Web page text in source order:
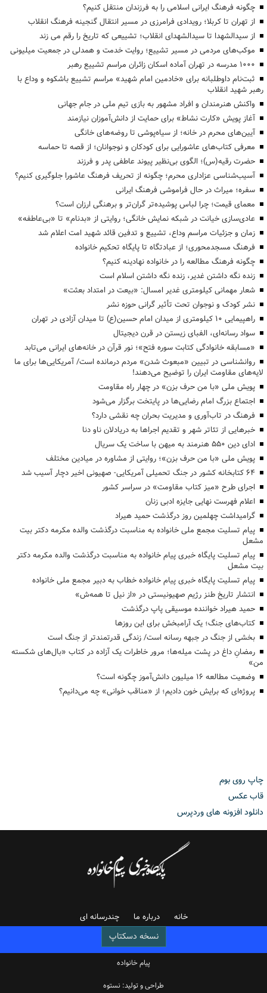
چگونه فرهنگ ایرانی اسلامی را به فرزندان منتقل کنیم؟
از تهران تا کربلا؛ رویدادی فرامرزی در مسیر انتقال گنجینه فرهنگ انقلاب
از سیدالشهدا تا سیدالشهدای انقلاب؛ تشییعی که تاریخ را رقم می زند
موکب‌های مردمی در مسیر تشییع؛ روایت خدمت و همدلی در جمعیت میلیونی
۱۰۰۰ مدرسه در تهران آماده اسکان زائران مراسم تشییع رهبر
ثبت‌نام داوطلبانه برای «خادمین امام شهید» مراسم تشییع باشکوه و وداع با
رهبر شهید انقلاب
واکنش هنرمندان و افراد مشهور به بازی تیم ملی در جام جهانی
آغاز پویش «کارت نشاط» برای حمایت از دانش‌آموزان نیازمند
آیین‌های محرم در خانه؛ از سیاه‌پوشی تا روضه‌های خانگی
معرفی کتاب‌های عاشورایی برای کودکان و نوجوانان؛ از قصه تا حماسه
حضرت رقیه(س)؛ الگوی بی‌نظیر پیوند عاطفی پدر و فرزند
آسیب‌شناسی عزاداری محرم؛ چگونه از تحریف فرهنگ عاشورا جلوگیری کنیم؟
سفره؛ میراث در حال فراموشی فرهنگ ایرانی
معمای قیمت؛ چرا لباس پوشیده‌تر گران‌تر و برهنگی ارزان است؟
عادی‌سازی خیانت در شبکه نمایش خانگی؛ روایتی از «بدنام» تا «بی‌عاطفه»
زمان و جزئیات مراسم وداع، تشییع و تدفین قائد شهید امت اعلام شد
فرهنگ مسجدمحوری؛ از عبادتگاه تا پایگاه تحکیم خانواده
چگونه فرهنگ مطالعه را در خانواده نهادینه کنیم؟
زنده نگه داشتن غدیر، زنده نگه داشتن اسلام است
شعار مهمانی کیلومتری غدیر امسال: «بیعت در امتداد بعثت»
نشر کودک و نوجوان تحت تأثیر گرانی حوزه نشر
راهپیمایی 10 کیلومتری از میدان امام حسین(ع) تا میدان آزادی در تهران
سواد رسانه‌ای، الفبای زیستن در قرن دیجیتال
«مسابقه خانوادگی کتابت سوره فتح»؛ نور قرآن در خانه‌های ایرانی می‌تابد
روانشناسی در تبیین «مبعوث شدن» مردم درمانده است/ آمریکایی‌ها برای ما
لایه‌های مقاومت ایران را توضیح می‌دهند!
پویش ملی «با من حرف بزن» در چهار راه مقاومت
اجتماع بزرگ امام رضایی‌ها در پایتخت برگزار می‌شود
فرهنگ در تاب‌آوری و مدیریت بحران چه نقشی دارد؟
خبرهایی از تئاتر شهر و تقدیم اجراها به دریادلان ناو دنا
ادای دین ۵۵۰ هنرمند به میهن با ساخت یک سریال
پویش ملی «با من حرف بزن»؛ روایتی از مشاوره در میادین مختلف
۶۴ کتابخانه کشور در جنگ تحمیلی آمریکایی- صهیونی اخیر دچار آسیب شد
اجرای طرح «میز کتاب مقاومت» در سراسر کشور
اعلام فهرست نهایی جایزه ادبی زنان
گرامیداشت چهلمین روز درگذشت حمید هیراد
پیام تسلیت مجمع ملی خانواده به مناسبت درگذشت والده مکرمه دکتر بیت
مشعل
پیام تسلیت پایگاه خبری پیام خانواده به مناسبت درگذشت والده مکرمه دکتر
بیت مشعل
پیام تسلیت پایگاه خبری پیام خانواده خطاب به دبیر مجمع ملی خانواده
انتشار تاریخ طنز رژیم صهیونیستی در «از نیل تا همه‌ش»
حمید هیراد خواننده موسیقی پاپ درگذشت
کتاب‌های جنگ؛ یک آرامبخش برای این روزها
بخشی از جنگ در جبهه رسانه است/ زندگی قدرتمندتر از جنگ است
رمضانِ داغ در پشت میله‌ها؛ مرور خاطرات یک آزاده در کتاب «بال‌های شکسته
من»
وضعیت مطالعه ۱۶ میلیون دانش‌آموز چگونه است؟
پروژه‌ای که برایش خون دادیم؛ از «مناقب خوانی» چه می‌دانیم؟
چاپ روی بوم
قاب عکس
دانلود افزونه های وردپرس
خانه درباره ما چندرسانه ای
نسخه دسکتاپ
پیام خانواده
طراحی و تولید: نستوه